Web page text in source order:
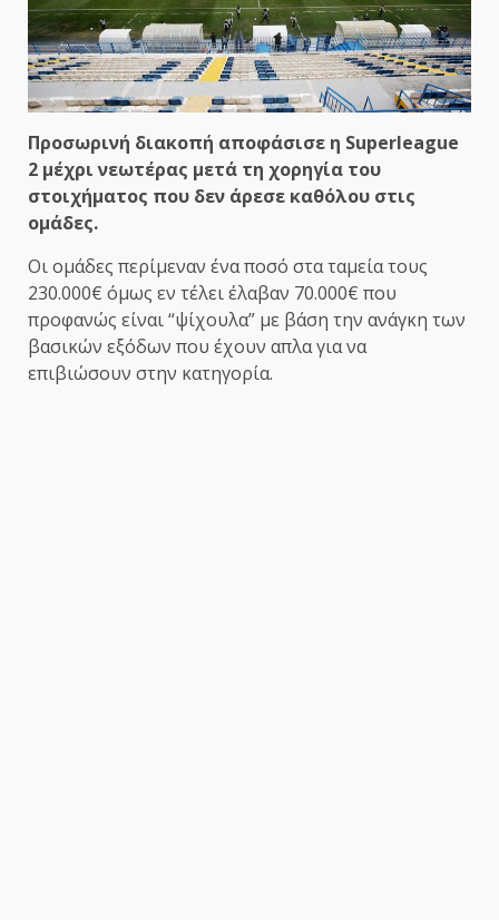
Προσωρινή διακοπή αποφάσισε η Superleague
2 μέχρι νεωτέρας μετά τη χορηγία του
στοιχήματος που δεν άρεσε καθόλου στις
ομάδες.
Οι ομάδες περίμεναν ένα ποσό στα ταμεία τους
230.000€ όμως εν τέλει έλαβαν 70.000€ που
προφανώς είναι “ψίχουλα” με βάση την ανάγκη των
βασικών εξόδων που έχουν απλα για να
επιβιώσουν στην κατηγορία.